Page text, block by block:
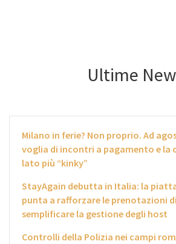
Ultime
Milano in ferie? Non proprio. Ad
voglia di incontri a pagamento e la
lato più “kinky”
StayAgain debutta in Italia: la
punta a rafforzare le prenotazioni
semplificare la gestione degli host
Controlli della Polizia nei campi